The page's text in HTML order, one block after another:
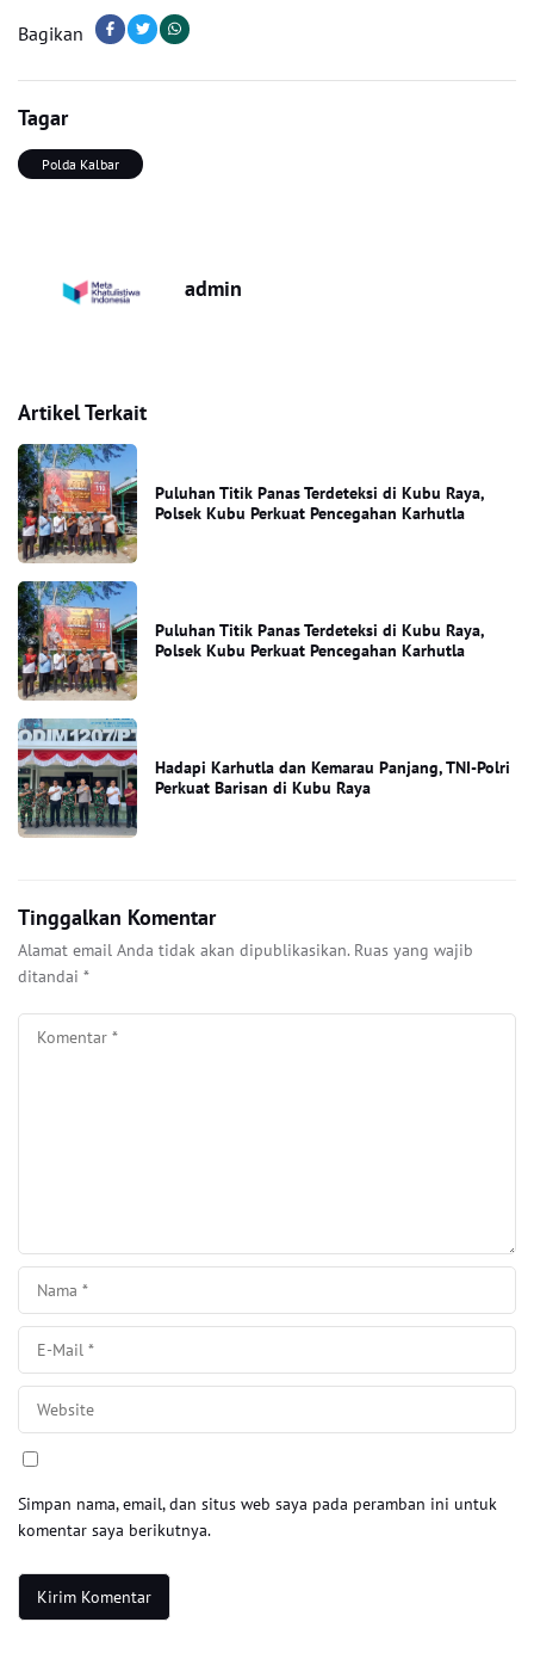
Bagikan
Tagar
Polda Kalbar
admin
Artikel Terkait
Puluhan Titik Panas Terdeteksi di Kubu Raya,
Polsek Kubu Perkuat Pencegahan Karhutla
Puluhan Titik Panas Terdeteksi di Kubu Raya,
Polsek Kubu Perkuat Pencegahan Karhutla
Hadapi Karhutla dan Kemarau Panjang, TNI-Polri
Perkuat Barisan di Kubu Raya
Tinggalkan Komentar
Alamat email Anda tidak akan dipublikasikan. Ruas yang wajib
ditandai *
Simpan nama, email, dan situs web saya pada peramban ini untuk
komentar saya berikutnya.